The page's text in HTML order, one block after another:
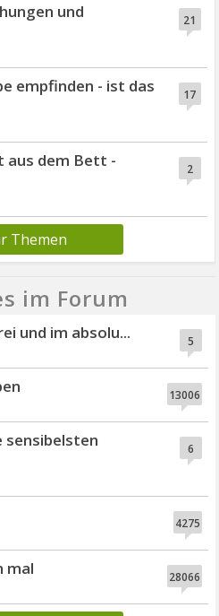
21
und
17
empfinden - ist das
2
aus dem Bett -
Themen
im Forum
5
und im absolu...
13006
6
sensibelsten
4275
28066
mal